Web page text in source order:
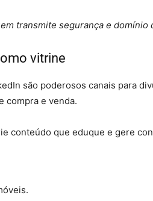
transmite segurança e domínio
vitrine
são poderosos canais para
compra e venda.
conteúdo que eduque e gere